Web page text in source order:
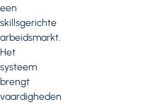
een
skillsgerichte
arbeidsmarkt.
Het
systeem
brengt
vaardigheden